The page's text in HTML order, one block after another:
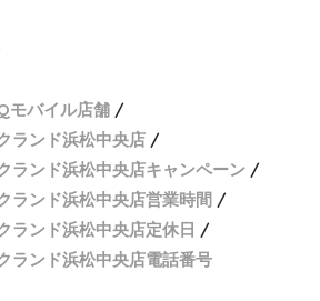
モバイル店舗
ランド浜松中央店
ンド浜松中央店キャンペーン
ンド浜松中央店営業時間
ンド浜松中央店定休日
ンド浜松中央店電話番号